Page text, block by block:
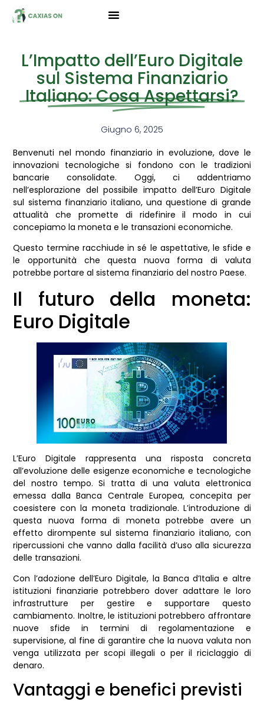
L’Impatto dell’Euro Digitale
sul Sistema Finanziario
Italiano: Cosa Aspettarsi?
Giugno 6, 2025
Benvenuti nel mondo finanziario in evoluzione, dove le
innovazioni tecnologiche si fondono con le tradizioni
bancarie consolidate. Oggi, ci addentriamo
nell’esplorazione del possibile impatto dell’Euro Digitale
sul sistema finanziario italiano, una questione di grande
attualità che promette di ridefinire il modo in cui
concepiamo la moneta e le transazioni economiche.
Questo termine racchiude in sé le aspettative, le sfide e
le opportunità che questa nuova forma di valuta
potrebbe portare al sistema finanziario del nostro Paese.
Il futuro della moneta:
Euro Digitale
L’Euro Digitale rappresenta una risposta concreta
all’evoluzione delle esigenze economiche e tecnologiche
del nostro tempo. Si tratta di una valuta elettronica
emessa dalla Banca Centrale Europea, concepita per
coesistere con la moneta tradizionale. L’introduzione di
questa nuova forma di moneta potrebbe avere un
effetto dirompente sul sistema finanziario italiano, con
ripercussioni che vanno dalla facilità d’uso alla sicurezza
delle transazioni.
Con l’adozione dell’Euro Digitale, la Banca d’Italia e altre
istituzioni finanziarie potrebbero dover adattare le loro
infrastrutture per gestire e supportare questo
cambiamento. Inoltre, le istituzioni potrebbero affrontare
nuove sfide in termini di regolamentazione e
supervisione, al fine di garantire che la nuova valuta non
venga utilizzata per scopi illegali o per il riciclaggio di
denaro.
Vantaggi e benefici previsti